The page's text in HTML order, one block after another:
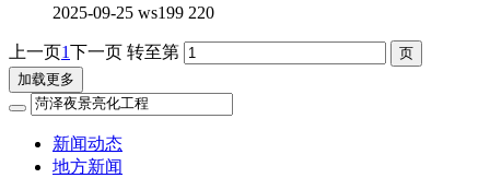
2025-09-25 ws199 220
上一页1下一页 转至第
加载更多
新闻动态
地方新闻